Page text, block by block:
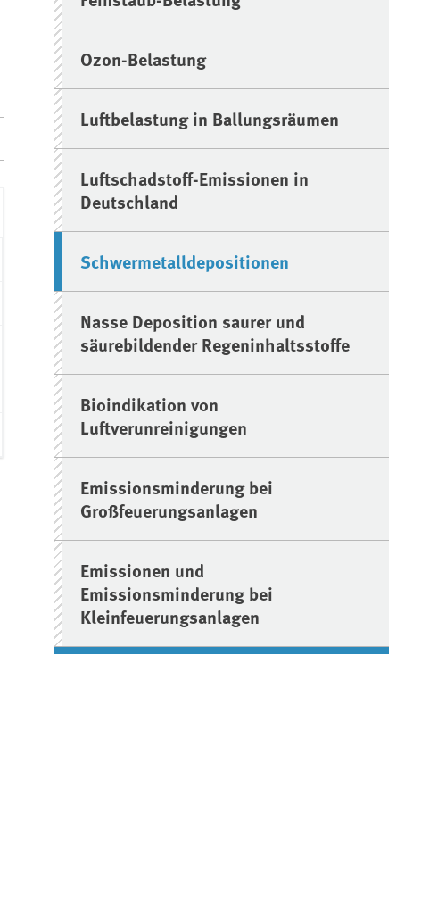
Ozon-Belastung
Luftbelastung in Ballungsräumen
Luftschadstoff-Emissionen in
Deutschland
Schwermetalldepositionen
Nasse Deposition saurer und
säurebildender Regeninhaltsstoffe
Bioindikation von
Luftverunreinigungen
Emissionsminderung bei
Großfeuerungsanlagen
Emissionen und
Emissionsminderung bei
Kleinfeuerungsanlagen